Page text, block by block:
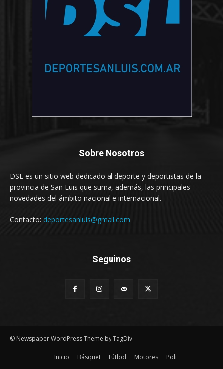
Sobre Nosotros
DSL es un sitio web dedicado al deporte y deportistas de la
provincia de San Luis que suma, además, las principales
novedades del ámbito nacional e internacional.
Contacto: deportesanluis@gmail.com
Seguinos
© Newspaper WordPress Theme by TagDiv
Inicio Básquet Fútbol Motores Poli